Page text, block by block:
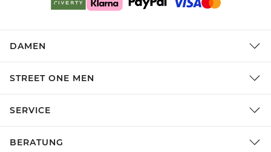
DAMEN
STREET ONE MEN
SERVICE
BERATUNG